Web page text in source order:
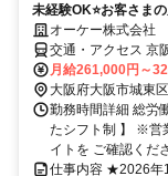
未経験OK⭐お客さま
オーケー株式会社
交通・アクセス 京
「JR野江駅」から
月給261,000円～
大阪府大阪市城東区
勤務時間詳細 総労
たシフト制 】 ※営
イトを ご確認くだ
仕事内容 ★2026年